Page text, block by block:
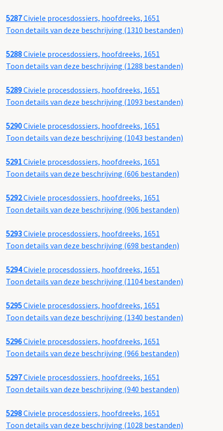
5287Civiele procesdossiers, hoofdreeks, 1651
Toon details van deze beschrijving (1310 bestanden)
5288Civiele procesdossiers, hoofdreeks, 1651
Toon details van deze beschrijving (1288 bestanden)
5289Civiele procesdossiers, hoofdreeks, 1651
Toon details van deze beschrijving (1093 bestanden)
5290Civiele procesdossiers, hoofdreeks, 1651
Toon details van deze beschrijving (1043 bestanden)
5291Civiele procesdossiers, hoofdreeks, 1651
Toon details van deze beschrijving (606 bestanden)
5292Civiele procesdossiers, hoofdreeks, 1651
Toon details van deze beschrijving (906 bestanden)
5293Civiele procesdossiers, hoofdreeks, 1651
Toon details van deze beschrijving (698 bestanden)
5294Civiele procesdossiers, hoofdreeks, 1651
Toon details van deze beschrijving (1104 bestanden)
5295Civiele procesdossiers, hoofdreeks, 1651
Toon details van deze beschrijving (1340 bestanden)
5296Civiele procesdossiers, hoofdreeks, 1651
Toon details van deze beschrijving (966 bestanden)
5297Civiele procesdossiers, hoofdreeks, 1651
Toon details van deze beschrijving (940 bestanden)
5298Civiele procesdossiers, hoofdreeks, 1651
Toon details van deze beschrijving (1028 bestanden)